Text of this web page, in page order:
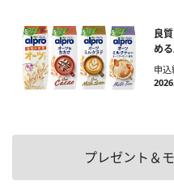
良
め
申
プレゼント＆